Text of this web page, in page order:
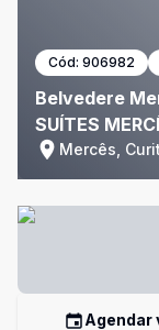
Cód: 906982
Belvedere
SUÍTES
Mercês,
Agendar